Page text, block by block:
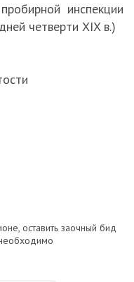
инспекции
четверти XIX в.)
оставить заочный бид